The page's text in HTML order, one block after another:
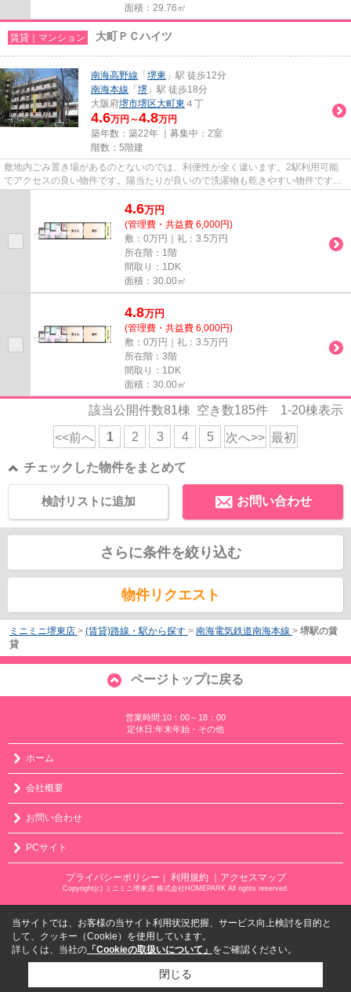
面積：29.76㎡
賃貸｜マンション 大町ＰＣハイツ
南海高野線 「 堺東 」駅 徒歩12分
南海本線 「 堺 」駅 徒歩18分
大阪府堺市堺区大町東 ４丁
4.6万円～4.8万円
築年数：築22年 ｜募集中： 2室
階数：5階建
敷地内ごみ置き場があるのとないのでは、利便性が全く違います。2駅利用可能
でアクセスの良い物件です。陽当たりが良いので洗濯物も乾きやすい物件です。
4.6万円
(管理費・共益費 6,000円)
敷：0万円｜礼：3.5万円
所在階：1階
間取り：1DK
面積：30.00㎡
4.8万円
(管理費・共益費 6,000円)
敷：0万円｜礼：3.5万円
所在階：3階
間取り：1DK
面積：30.00㎡
該当公開件数81棟 空き数185件 1-20棟表示
<<前へ 1 2 3 4 5 次へ>> 最初
チェックした物件をまとめて
お問い合わせ
検討リストに追加
さらに条件を絞り込む
物件リクエスト
ミニミニ堺東店 > (賃貸)路線・駅から探す > 南海電気鉄道南海本線 > 堺駅の賃
貸
ページトップに戻る
営業時間:10：00～18：00
定休日:年末年始・その他
ホーム
会社概要
お問い合わせ
PCサイト
プライバシーポリシー ｜ 利用規約 ｜アクセスマップ
Copyright(c) ミニミニ堺東店 株式会社HOMEPARK All rights reserved.
当サイトでは、お客様の当サイト利用状況把握、サービス向上検討を目的と
して、クッキー（Cookie）を使用しています。
詳しくは、当社の 「Cookieの取扱いについて」 をご確認ください。
閉じる